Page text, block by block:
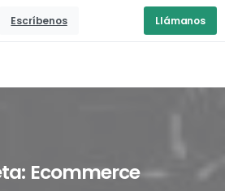
Escríbenos Llámanos
Ecommerce